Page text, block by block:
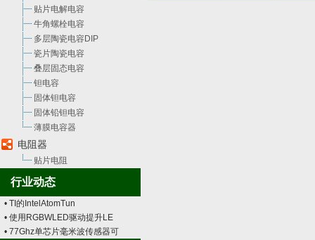
贴片电解电容
牛角螺栓电容
多层陶瓷电容DIP
瓷片陶瓷电容
叠层固态电容
钽电容
固体钽电容
固体铅钽电容
薄膜电容器
电阻器
贴片电阻
行业动态
• TI的IntelAtomTun
• 使用RGBWLED驱动提升LE
• 77Ghz单芯片毫米波传感器可